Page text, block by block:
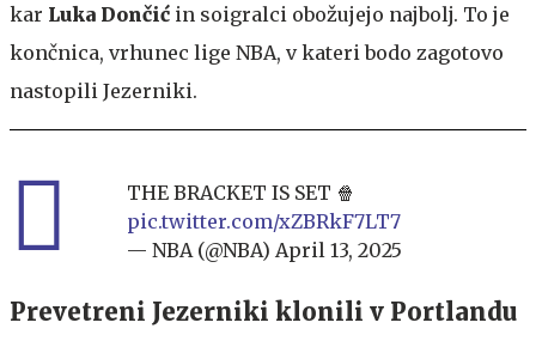
kar Luka Dončić in soigralci obožujejo najbolj. To je
končnica, vrhunec lige NBA, v kateri bodo zagotovo
nastopili Jezerniki.
THE BRACKET IS SET 🍿
pic.twitter.com/xZBRkF7LT7
— NBA (@NBA) April 13, 2025
Prevetreni Jezerniki klonili v Portlandu